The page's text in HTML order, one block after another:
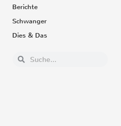
Berichte
Schwanger
Dies & Das